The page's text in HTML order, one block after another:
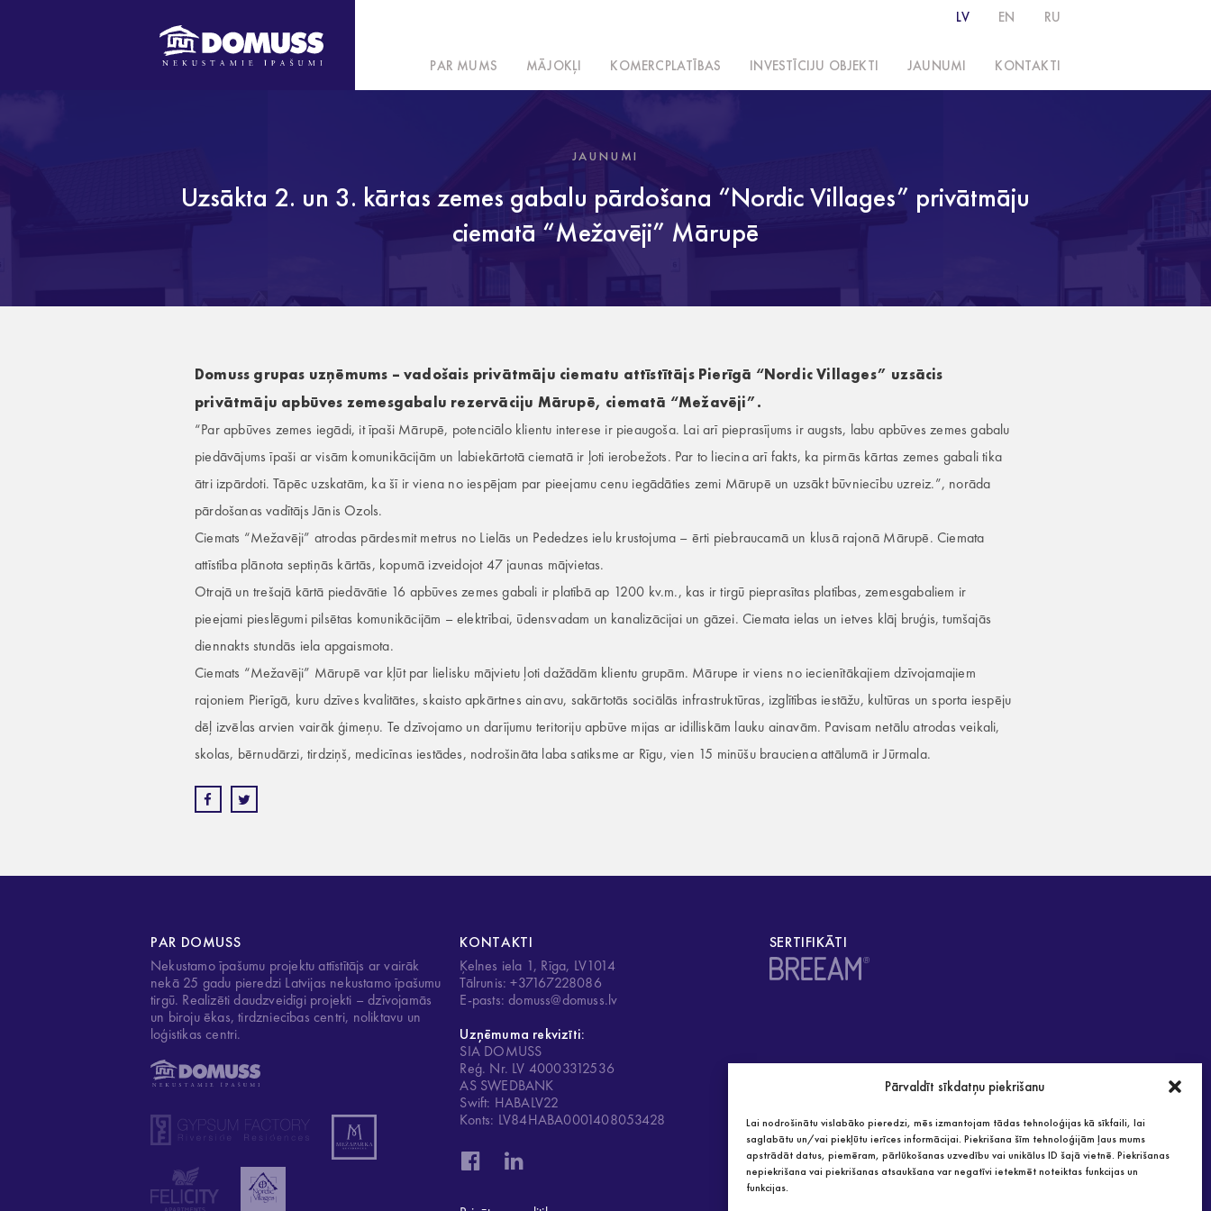
Pārvaldīt sīkdatņu piekrišanu
Lai nodrošinātu vislabāko pieredzi, mēs izmantojam tādas tehnoloģijas kā sīkfaili, lai
saglabātu un/vai piekļūtu ierīces informācijai. Piekrišana šīm tehnoloģijām ļaus mums
apstrādāt datus, piemēram, pārlūkošanas uzvedību vai unikālus ID šajā vietnē. Piekrišanas
nepiekrišana vai piekrišanas atsaukšana var negatīvi ietekmēt noteiktas funkcijas un
funkcijas.
LV EN RU
PAR MUMS MĀJOKĻI KOMERCPLATĪBAS INVESTĪCIJU OBJEKTI JAUNUMI KONTAKTI
JAUNUMI
Uzsākta 2. un 3. kārtas zemes gabalu pārdošana “Nordic Villages” privātmāju
ciematā “Mežavēji” Mārupē
Domuss grupas uzņēmums – vadošais privātmāju ciematu attīstītājs Pierīgā “Nordic Villages” uzsācis
privātmāju apbūves zemesgabalu rezervāciju Mārupē, ciematā “Mežavēji”.
“Par apbūves zemes iegādi, it īpaši Mārupē, potenciālo klientu interese ir pieaugoša. Lai arī pieprasījums ir augsts, labu apbūves zemes gabalu
piedāvājums īpaši ar visām komunikācijām un labiekārtotā ciematā ir ļoti ierobežots. Par to liecina arī fakts, ka pirmās kārtas zemes gabali tika
ātri izpārdoti. Tāpēc uzskatām, ka šī ir viena no iespējam par pieejamu cenu iegādāties zemi Mārupē un uzsākt būvniecību uzreiz.”, norāda
pārdošanas vadītājs Jānis Ozols.
Ciemats “Mežavēji” atrodas pārdesmit metrus no Lielās un Pededzes ielu krustojuma – ērti piebraucamā un klusā rajonā Mārupē. Ciemata
attīstība plānota septiņās kārtās, kopumā izveidojot 47 jaunas mājvietas.
Otrajā un trešajā kārtā piedāvātie 16 apbūves zemes gabali ir platībā ap 1200 kv.m., kas ir tirgū pieprasītas platības, zemesgabaliem ir
pieejami pieslēgumi pilsētas komunikācijām – elektrībai, ūdensvadam un kanalizācijai un gāzei. Ciemata ielas un ietves klāj bruģis, tumšajās
diennakts stundās iela apgaismota.
Ciemats “Mežavēji” Mārupē var kļūt par lielisku mājvietu ļoti dažādām klientu grupām. Mārupe ir viens no iecienītākajiem dzīvojamajiem
rajoniem Pierīgā, kuru dzīves kvalitātes, skaisto apkārtnes ainavu, sakārtotās sociālās infrastruktūras, izglītības iestāžu, kultūras un sporta iespēju
dēļ izvēlas arvien vairāk ģimeņu. Te dzīvojamo un darījumu teritoriju apbūve mijas ar idilliskām lauku ainavām. Pavisam netālu atrodas veikali,
skolas, bērnudārzi, tirdziņš, medicīnas iestādes, nodrošināta laba satiksme ar Rīgu, vien 15 minūšu brauciena attālumā ir Jūrmala.
PAR DOMUSS
Nekustamo īpašumu projektu attīstītājs ar vairāk
nekā 25 gadu pieredzi Latvijas nekustamo īpašumu
tirgū. Realizēti daudzveidīgi projekti – dzīvojamās
un biroju ēkas, tirdzniecības centri, noliktavu un
loģistikas centri.
KONTAKTI
Ķelnes iela 1, Rīga, LV1014
Tālrunis: +37167228086
E-pasts: domuss@domuss.lv
Uzņēmuma rekvizīti:
SIA DOMUSS
Reģ. Nr. LV 40003312536
AS SWEDBANK
Swift: HABALV22
Konts: LV84HABA0001408053428
SERTIFIKĀTI